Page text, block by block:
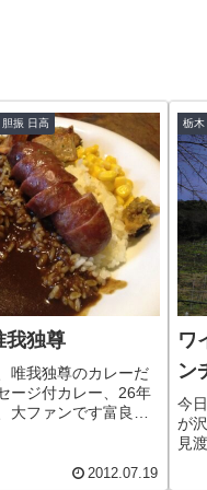
振 日高
独尊
唯我独尊のカレーだ
ージ付カレー、26年
大ファンです富良野
気も、カレーの味を
2012.07.19
栃木
ワ
ン
今
が
見
下